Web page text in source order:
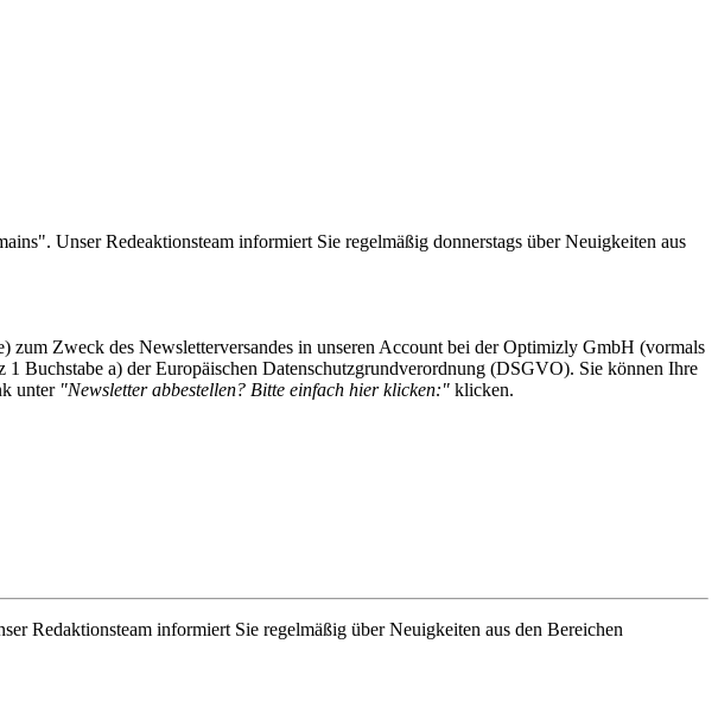
Unser Redeaktionsteam informiert Sie regelmäßig donnerstags über Neuigkeiten aus
Zweck des Newsletterversandes in unseren Account bei der Optimizly GmbH (vormals
Buchstabe a) der Europäischen Datenschutzgrundverordnung (DSGVO). Sie können Ihre
unter "Newsletter abbestellen? Bitte einfach hier klicken:" klicken.
Redaktionsteam informiert Sie regelmäßig über Neuigkeiten aus den Bereichen